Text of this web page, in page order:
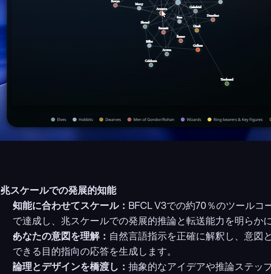
兆スケールでの発展的知能
知能に合わせてスケール： BFCL V3での約70％のツールコ
で達成し、兆スケールでの発展的推論と転送能力を明らかに
あなたの意図を理解： 自然言語指示を正確に解釈し、意図
できる目的指向の応答を生成します。
論理とデザインを橋渡し： 抽象的なアイデアや推論ステッ